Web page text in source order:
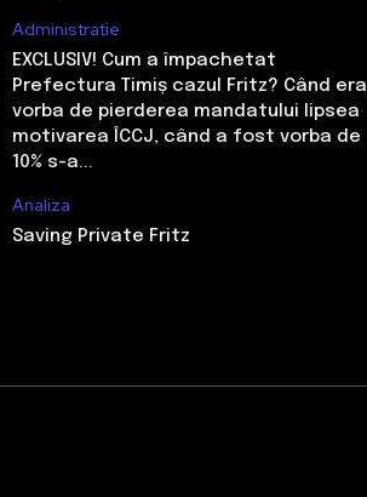
Administratie
EXCLUSIV! Cum a împachetat
Prefectura Timiș cazul Fritz? Când era
vorba de pierderea mandatului lipsea
motivarea ÎCCJ, când a fost vorba de
10% s-a...
Analiza
Saving Private Fritz